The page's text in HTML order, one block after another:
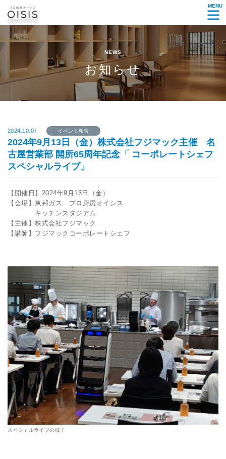
MENU
NEWS
お知らせ
2024.10.07 イベント報告
2024年9月13日（金）株式会社フジマック主催 名
古屋営業部 開所65周年記念「 コーポレートシェフ
スペシャルライブ」
【開催日】2024年9月13日（金）
【会場】東邦ガス プロ厨房オイシス
キッチンスタジアム
【主催】株式会社フジマック
【講師】フジマックコーポレートシェフ
スペシャルライブの様子